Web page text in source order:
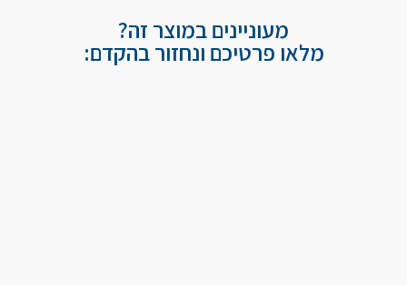
מעוניינים במוצר זה?
מלאו פרטיכם ונחזור בהקדם: